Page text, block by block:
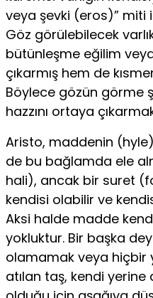
veya şevki (eros)” miti
Göz görülebilecek
bütünleşme eğilim
çıkarmış hem de
Böylece gözün görme
hazzını ortaya
Aristo, maddenin
de bu bağlamda ele
hali), ancak bir suret
kendisi olabilir ve
Aksi halde madde
yokluktur. Bir başka
olamamak veya hiçbir
atılan taş, kendi